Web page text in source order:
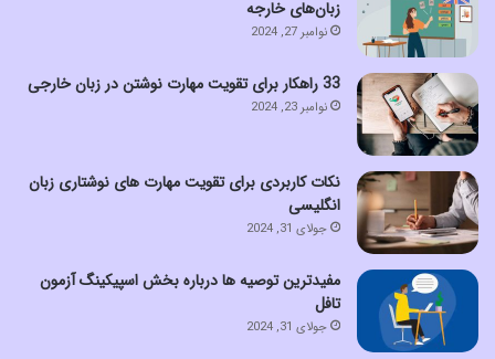
زبان‌های خارجه
نوامبر 27, 2024
33 راهکار برای تقویت مهارت نوشتن در زبان خارجی
نوامبر 23, 2024
نکات کاربردی برای تقویت مهارت های نوشتاری زبان
انگلیسی
جولای 31, 2024
مفیدترین توصیه ها درباره بخش اسپیکینگ آزمون
تافل
جولای 31, 2024